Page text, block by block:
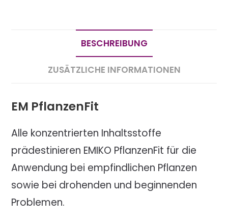
BESCHREIBUNG
ZUSÄTZLICHE INFORMATIONEN
EM PflanzenFit
Alle konzentrierten Inhaltsstoffe
prädestinieren EMIKO PflanzenFit für die
Anwendung bei empfindlichen Pflanzen
sowie bei drohenden und beginnenden
Problemen.